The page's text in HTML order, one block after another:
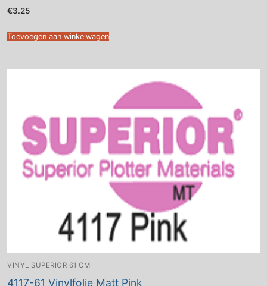
€3.25
Toevoegen aan winkelwagen
VINYL SUPERIOR 61 CM
4117-61 Vinylfolie Matt Pink